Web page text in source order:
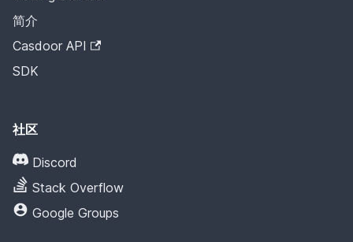
简介
Casdoor API
SDK
社区
Discord
Stack Overflow
Google Groups